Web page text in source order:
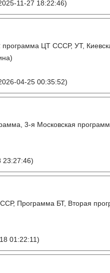
11-27 18:22:46)
ЦТ СССР, УТ,
04-25 00:35:52)
3-я Московская
23:27:46)
Программа БТ, Вторая
01:22:11)